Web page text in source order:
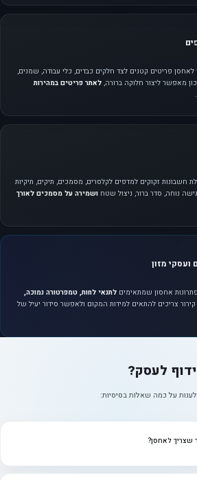
פריטים קטנים לצד חלקים כבדים, כלי עבודה, שמנים,
מאפשר ליצור חלוקה ברורה, לאתר פריטים במהירות
חשבונות זקוקים למדפים לקלסרים, מסמכים, תיקים, תיקיות
נוחה, סדר ברור, ניצול שטח ושמירה על מסמכים לאורך
ועסקי מזון
פתרונות אחסון שמתאימים לתנאי לחות, טמפרטורה נמוכה,
צריכים להתאים למידות המקום ולאפשר סידור יעיל של
לעסק?
על כמה שאלות בסיסיות:
שצריך לאחסן?